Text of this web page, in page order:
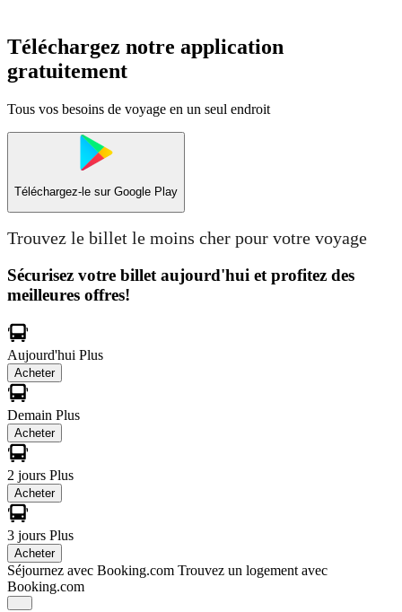
Téléchargez notre application
gratuitement
Tous vos besoins de voyage en un seul endroit
Téléchargez-le sur Google Play
Trouvez le billet le moins cher pour votre voyage
Sécurisez votre billet aujourd'hui et profitez des
meilleures offres!
Aujourd'hui Plus
Acheter
Demain Plus
Acheter
2 jours Plus
Acheter
3 jours Plus
Acheter
Séjournez avec Booking.com Trouvez un logement avec
Booking.com